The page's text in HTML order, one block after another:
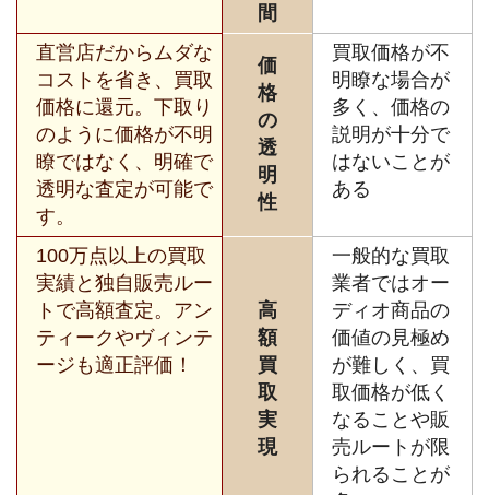
間
直営店だからムダな
コストを省き、買取
価格に還元。下取り
のように価格が不明
瞭ではなく、明確で
透明な査定が可能で
す。
価
格
の
透
明
性
買取価格が不
明瞭な場合が
多く、価格の
説明が十分で
はないことが
ある
100万点以上の買取
実績と独自販売ルー
トで高額査定。アン
ティークやヴィンテ
ージも適正評価！
高
額
買
取
実
現
一般的な買取
業者ではオー
ディオ商品の
価値の見極め
が難しく、買
取価格が低く
なることや販
売ルートが限
られることが